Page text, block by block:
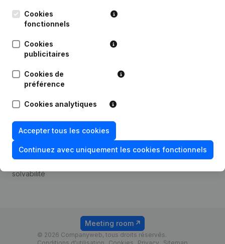
Cookies
fonctionnels
Cookies
publicitaires
Cookies de
préférence
Cookies analytiques
Accepter tous les cookies
Continuez avec uniquement les cookies fonctionnels
1800 Vilvoorde
Compliance et prévention
de la fraude
Consulter des comptes
Recherche de numéro de
TVA
solvabilité
Tarifs
© 2026 Companyweb, tous droits réservés.
Meeting room